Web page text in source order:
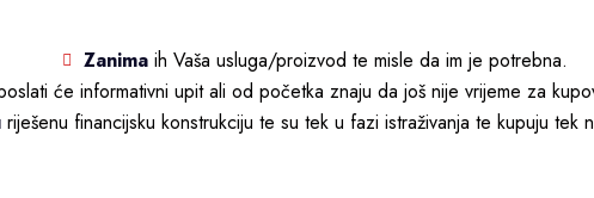
Zanimaih Vaša usluga/proizvod te misle da im je potrebna.
će informativni upit ali od početka znaju da još nije vrijeme za
riješenu financijsku konstrukciju te su tek u fazi istraživanja te kupuju tek